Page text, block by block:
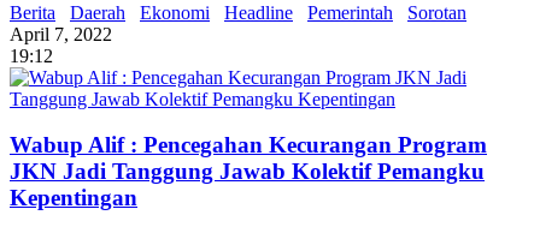
Berita Daerah Ekonomi Headline Pemerintah
Sorotan
April 7, 2022
19:12
Wabup Alif : Pencegahan Kecurangan Program
JKN Jadi Tanggung Jawab Kolektif Pemangku
Kepentingan